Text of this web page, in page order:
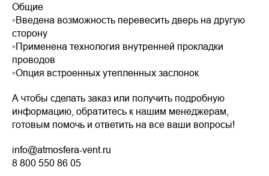
Общие
▫️Введена возможность перевесить дверь на другую
сторону
▫️Применена технология внутренней прокладки
проводов
▫️Опция встроенных утепленных заслонок
А чтобы сделать заказ или получить подробную
информацию, обратитесь к нашим менеджерам,
готовым помочь и ответить на все ваши вопросы!
info@atmosfera-vent.ru
8 800 550 86 05